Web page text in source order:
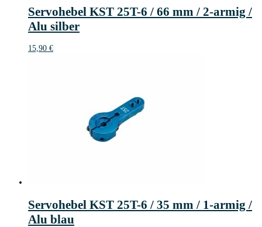
Servohebel KST 25T-6 / 66 mm / 2-armig /
Alu silber
15,90 €
Servohebel KST 25T-6 / 35 mm / 1-armig /
Alu blau